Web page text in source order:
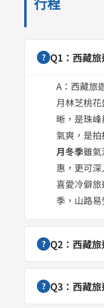
? Q1：西藏
A：西藏旅
月林芝桃
晰，是珠
氣爽，是
月冬季雖
惠，更可
喜愛冷僻
季，山路易
? Q2：西藏
? Q3：西藏